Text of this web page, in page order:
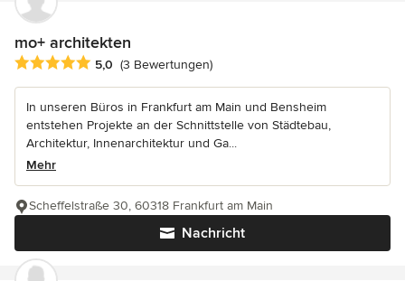
mo+ architekten
Durchschnittliche Bewertung: 5 von 5 Sternen
5,0 (3 Bewertungen)
In unseren Büros in Frankfurt am Main und Bensheim
entstehen Projekte an der Schnittstelle von Städtebau,
Architektur, Innenarchitektur und Ga...
Mehr
Nachricht
Scheffelstraße 30, 60318 Frankfurt am Main